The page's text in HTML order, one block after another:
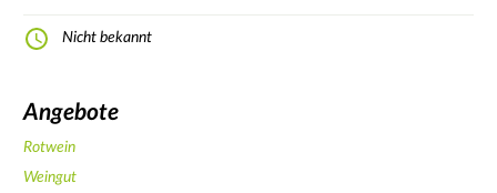
Nicht bekannt
Angebote
Rotwein
Weingut